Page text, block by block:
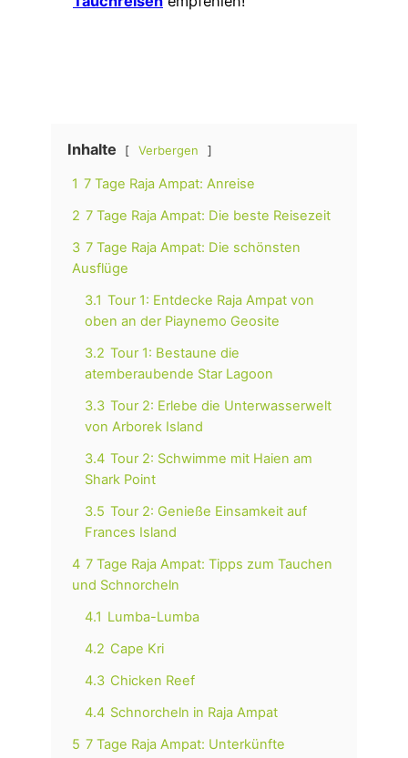
Inhalte Verbergen
1 7 Tage Raja Ampat: Anreise
2 7 Tage Raja Ampat: Die beste Reisezeit
3 7 Tage Raja Ampat: Die schönsten
Ausflüge
3.1 Tour 1: Entdecke Raja Ampat von
oben an der Piaynemo Geosite
3.2 Tour 1: Bestaune die
atemberaubende Star Lagoon
3.3 Tour 2: Erlebe die Unterwasserwelt
von Arborek Island
3.4 Tour 2: Schwimme mit Haien am
Shark Point
3.5 Tour 2: Genieße Einsamkeit auf
Frances Island
4 7 Tage Raja Ampat: Tipps zum Tauchen
und Schnorcheln
4.1 Lumba-Lumba
4.2 Cape Kri
4.3 Chicken Reef
4.4 Schnorcheln in Raja Ampat
5 7 Tage Raja Ampat: Unterkünfte